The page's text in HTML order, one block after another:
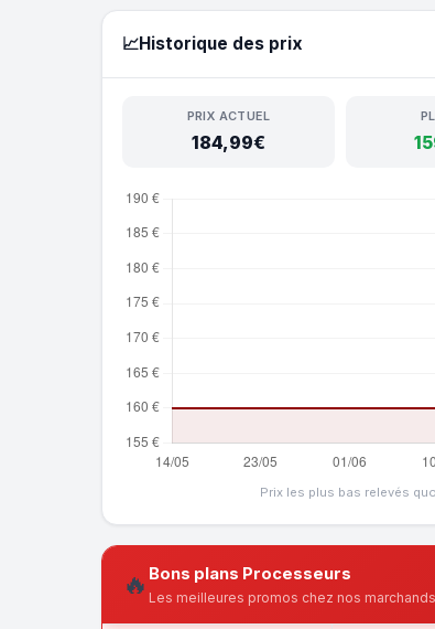
📈Historique des prix
PRIX ACTUEL
184,99€
Prix les plus bas relevés
🔥 Bons plans Processeurs
Les meilleures promos chez nos marchands